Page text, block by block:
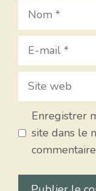
Nom
E-
Site
Enregistrer
site dans le